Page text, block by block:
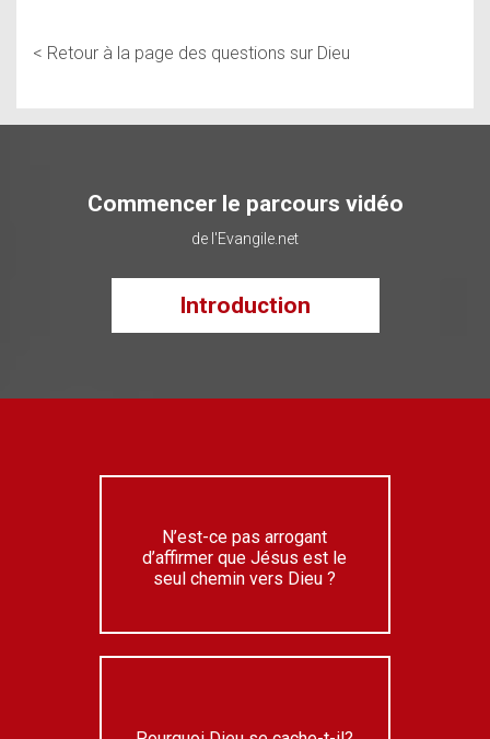
< Retour à la page des questions sur Dieu
Commencer le parcours vidéo
de l'Evangile.net
Introduction
N’est-ce pas arrogant
d’affirmer que Jésus est le
seul chemin vers Dieu ?